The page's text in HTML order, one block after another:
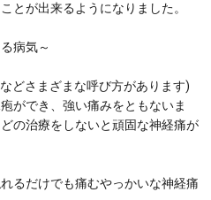
とが出来るようになりました。
病気～
どさまざまな呼び方があります)
ができ、強い痛みをともないま
の治療をしないと頑固な神経痛が
るだけでも痛むやっかいな神経痛